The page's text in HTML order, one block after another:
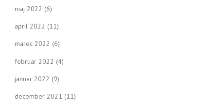
maj 2022 (6)
april 2022 (11)
marec 2022 (6)
februar 2022 (4)
januar 2022 (9)
december 2021 (11)